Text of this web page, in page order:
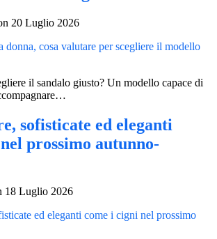
20 Luglio 2026
il sandalo giusto? Un modello capace di
sofisticate ed eleganti
prossimo autunno-
18 Luglio 2026